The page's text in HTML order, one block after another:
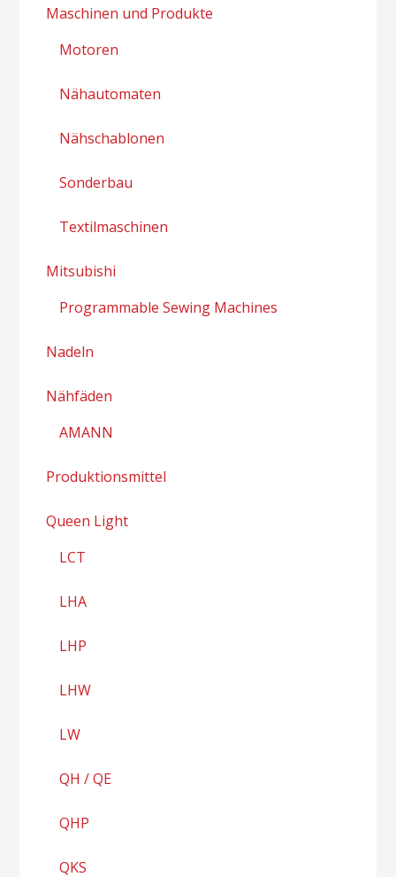
Maschinen und Produkte
Motoren
Nähautomaten
Nähschablonen
Sonderbau
Textilmaschinen
Mitsubishi
Programmable Sewing Machines
Nadeln
Nähfäden
AMANN
Produktionsmittel
Queen Light
LCT
LHA
LHP
LHW
LW
QH / QE
QHP
QKS